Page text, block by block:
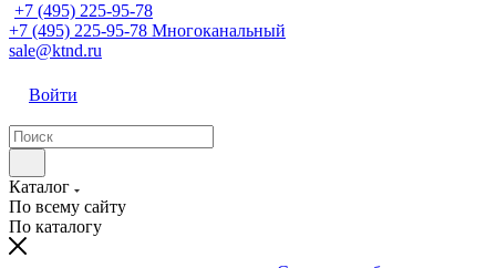
+7 (495) 225-95-78
+7 (495) 225-95-78 Многоканальный
sale@ktnd.ru
Войти
Каталог
По всему сайту
По каталогу